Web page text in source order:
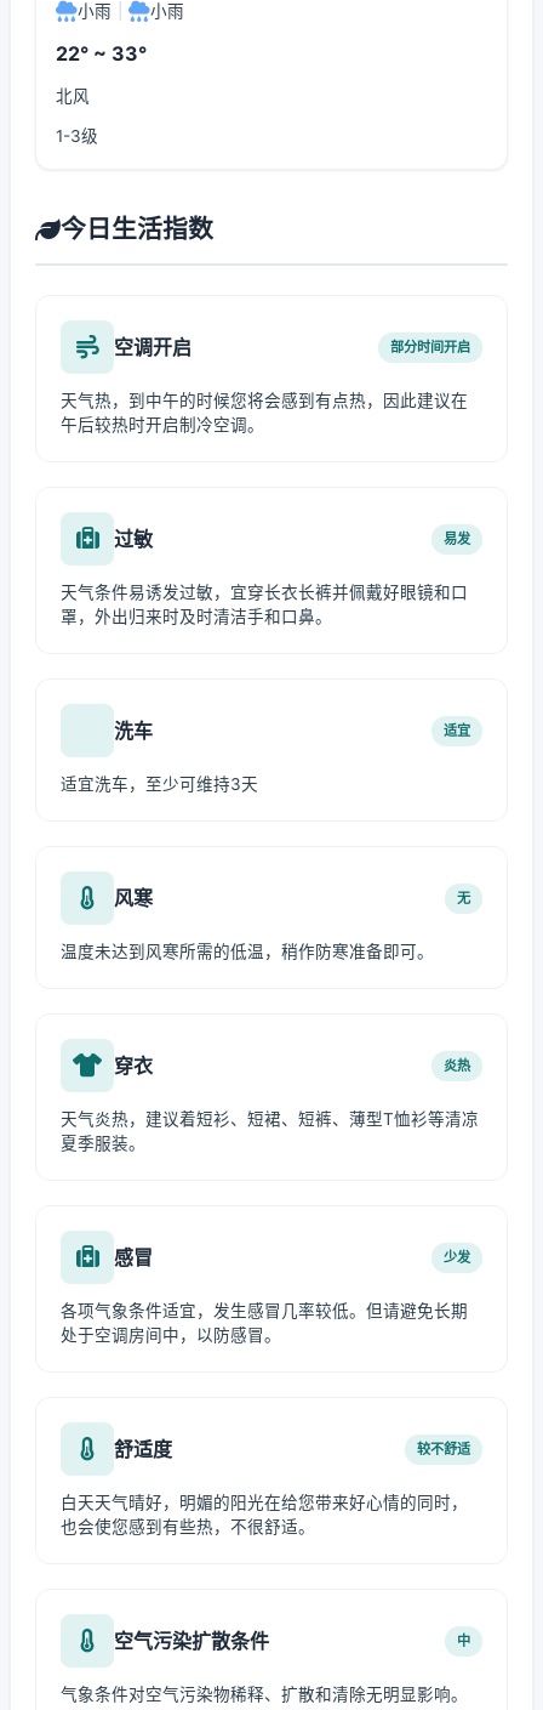
小雨 小雨
22° ~ 33°
北风
1-3级
今日生活指数
空调开启 部分时间开启
天气热，到中午的时候您将会感到有点热，因此建议在
午后较热时开启制冷空调。
过敏 易发
天气条件易诱发过敏，宜穿长衣长裤并佩戴好眼镜和口
罩，外出归来时及时清洁手和口鼻。
洗车 适宜
适宜洗车，至少可维持3天
风寒 无
温度未达到风寒所需的低温，稍作防寒准备即可。
穿衣 炎热
天气炎热，建议着短衫、短裙、短裤、薄型T恤衫等清凉
夏季服装。
感冒 少发
各项气象条件适宜，发生感冒几率较低。但请避免长期
处于空调房间中，以防感冒。
舒适度 较不舒适
白天天气晴好，明媚的阳光在给您带来好心情的同时，
也会使您感到有些热，不很舒适。
空气污染扩散条件 中
气象条件对空气污染物稀释、扩散和清除无明显影响。